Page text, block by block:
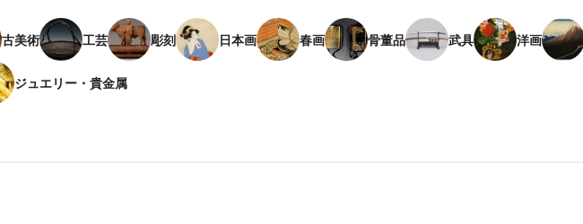
古美術 工芸 彫刻 日本画 春画 骨董品 武具 洋画
ジュエリー・貴金属